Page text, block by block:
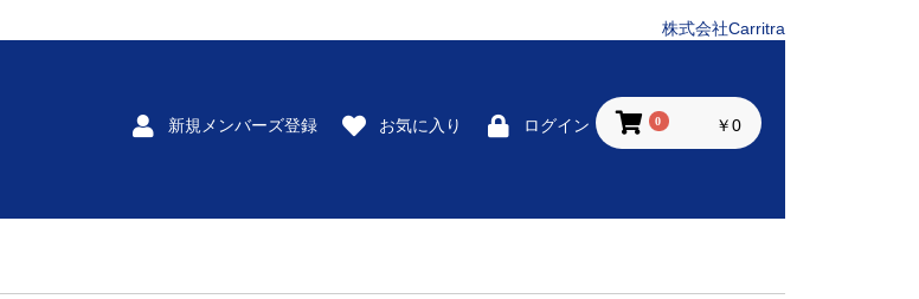
株式会社Carritra
新規メンバーズ登録 お気に入り ログイン 0 ￥0